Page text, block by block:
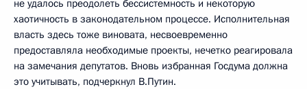
не удалось преодолеть бессистемность и некоторую
хаотичность в законодательном процессе. Исполнительная
власть здесь тоже виновата, несвоевременно
предоставляла необходимые проекты, нечетко реагировала
на замечания депутатов. Вновь избранная Госдума должна
это учитывать, подчеркнул В.Путин.